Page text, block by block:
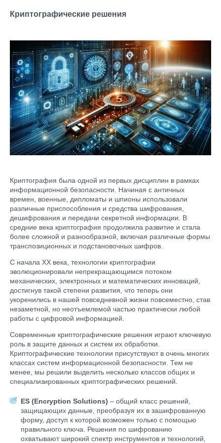
Криптографические решения
Криптография была одной из первых дисциплин в рамках
информационной безопасности. Начиная с античных
времен, военные, дипломаты и шпионы использовали
различные приспособления и средства шифрования,
дешифрования и передачи секретной информации. В
средние века криптография продолжила развитие и стала
более сложной и разнообразной, включая различные формы
транспозиционных и подстановочных шифров.
С начала XX века, технологии криптографии
эволюционировали непрекращающимся потоком
механических, электронных и математических инноваций,
достигнув такой степени развития, что теперь они
укоренились в нашей повседневной жизни повсеместно, став
незаметной, но неотъемлемой частью практически любой
работы с цифровой информацией.
Современные криптографические решения играют ключевую
роль в защите данных и систем их обработки.
Криптографические технологии присутствуют в очень многих
классах систем информационной безопасности. Тем не
менее, мы решили выделить несколько классов общих и
специализированных криптографических решений.
ES (Encryption Solutions) – общий класс решений,
защищающих данные, преобразуя их в зашифрованную
форму, доступ к которой возможен только с помощью
правильного ключа. Решения по шифрованию
охватывают широкий спектр инструментов и технологий,